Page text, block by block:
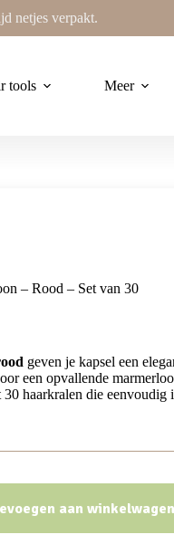
netjes verpakt.
tools Meer
– Rood – Set van 30
geven je kapsel een
een opvallende
haarkralen die eenvoudig
aan winkelwagen